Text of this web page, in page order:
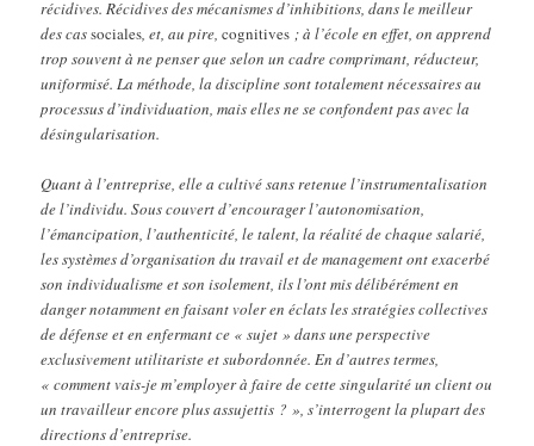
récidives. Récidives des mécanismes d’inhibitions, dans le meilleur
des cassociales , et, au pire,cognitives ; à l’école en effet, on apprend
trop souvent à ne penser que selon un cadre comprimant, réducteur,
uniformisé. La méthode, la discipline sont totalement nécessaires au
processus d’individuation, mais elles ne se confondent pas avec la
désingularisation.
Quant à l’entreprise, elle a cultivé sans retenue l’instrumentalisation
de l’individu. Sous couvert d’encourager l’autonomisation,
l’émancipation, l’authenticité, le talent, la réalité de chaque salarié,
les systèmes d’organisation du travail et de management ont exacerbé
son individualisme et son isolement, ils l’ont mis délibérément en
danger notamment en faisant voler en éclats les stratégies collectives
de défense et en enfermant ce « sujet » dans une perspective
exclusivement utilitariste et subordonnée. En d’autres termes,
« comment vais-je m’employer à faire de cette singularité un client ou
un travailleur encore plus assujettis ? », s’interrogent la plupart des
directions d’entreprise.